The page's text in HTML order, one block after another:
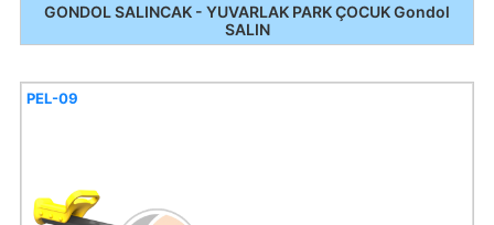
GONDOL SALINCAK - YUVARLAK PARK ÇOCUK Gondol
SALIN
PEL-09